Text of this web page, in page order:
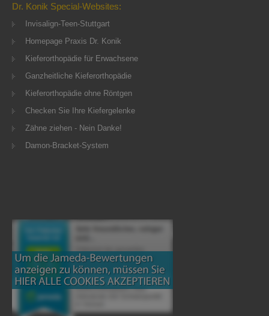
Dr. Konik Special-Websites:
Invisalign-Teen-Stuttgart
Homepage Praxis Dr. Konik
Kieferorthopädie für Erwachsene
Ganzheitliche Kieferorthopädie
Kieferorthopädie ohne Röntgen
Checken Sie Ihre Kiefergelenke
Zähne ziehen - Nein Danke!
Damon-Bracket-System